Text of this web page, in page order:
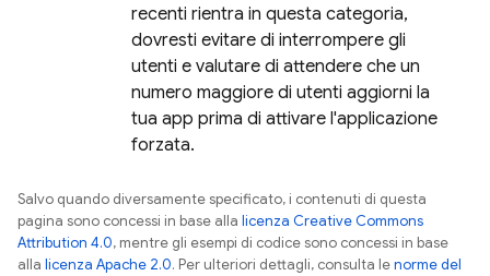
recenti rientra in questa categoria,
dovresti evitare di interrompere gli
utenti e valutare di attendere che un
numero maggiore di utenti aggiorni la
tua app prima di attivare l'applicazione
forzata.
Salvo quando diversamente specificato, i contenuti di questa
pagina sono concessi in base alla licenza Creative Commons
Attribution 4.0, mentre gli esempi di codice sono concessi in base
alla licenza Apache 2.0. Per ulteriori dettagli, consulta lenorme del